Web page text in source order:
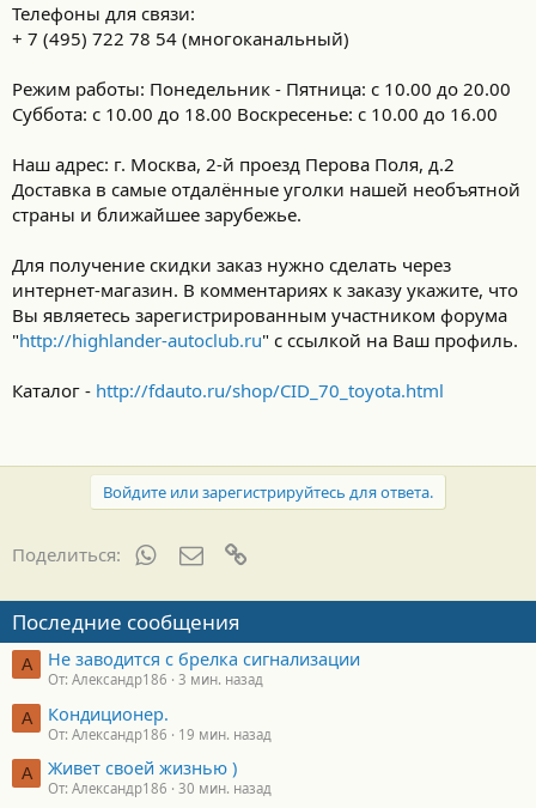
Телефоны для связи:
+ 7 (495) 722 78 54 (многоканальный)
Режим работы: Понедельник - Пятница: с 10.00 до 20.00
Суббота: с 10.00 до 18.00 Воскресенье: с 10.00 до 16.00
Наш адрес: г. Москва, 2-й проезд Перова Поля, д.2
Доставка в самые отдалённые уголки нашей необъятной
стрaны и ближайшее зарубежье.
Для получение скидки заказ нужно сделать через
интернет-магазин. В комментариях к заказу укажите, что
Вы являетесь зарегистрированным участником форума
"http://highlander-autoclub.ru" с ссылкой на Ваш профиль.
Каталог - http://fdauto.ru/shop/CID_70_toyota.html
Войдите или зарегистрируйтесь для ответа.
Поделиться: WhatsAppЭлектронная почта
Последние сообщения
А Не заводится с брелка сигнализации
От: Александр186 3 мин. назад
А Кондиционер.
От: Александр186 19 мин. назад
А Живет своей жизнью )
От: Александр186 30 мин. назад